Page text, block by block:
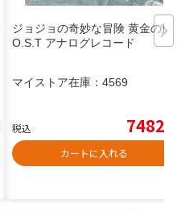
ジョジョの奇妙な冒険 黄金の風
O.S.T アナログレコード
マイストア在庫： 4569
税込 7482
カートに入れる